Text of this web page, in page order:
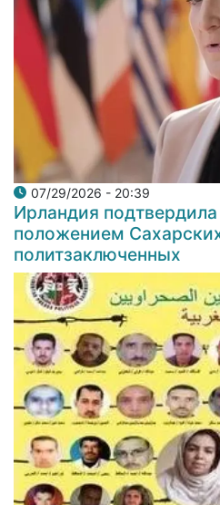
07/29/2026 - 20:39
Ирландия
положением
политзаключенных